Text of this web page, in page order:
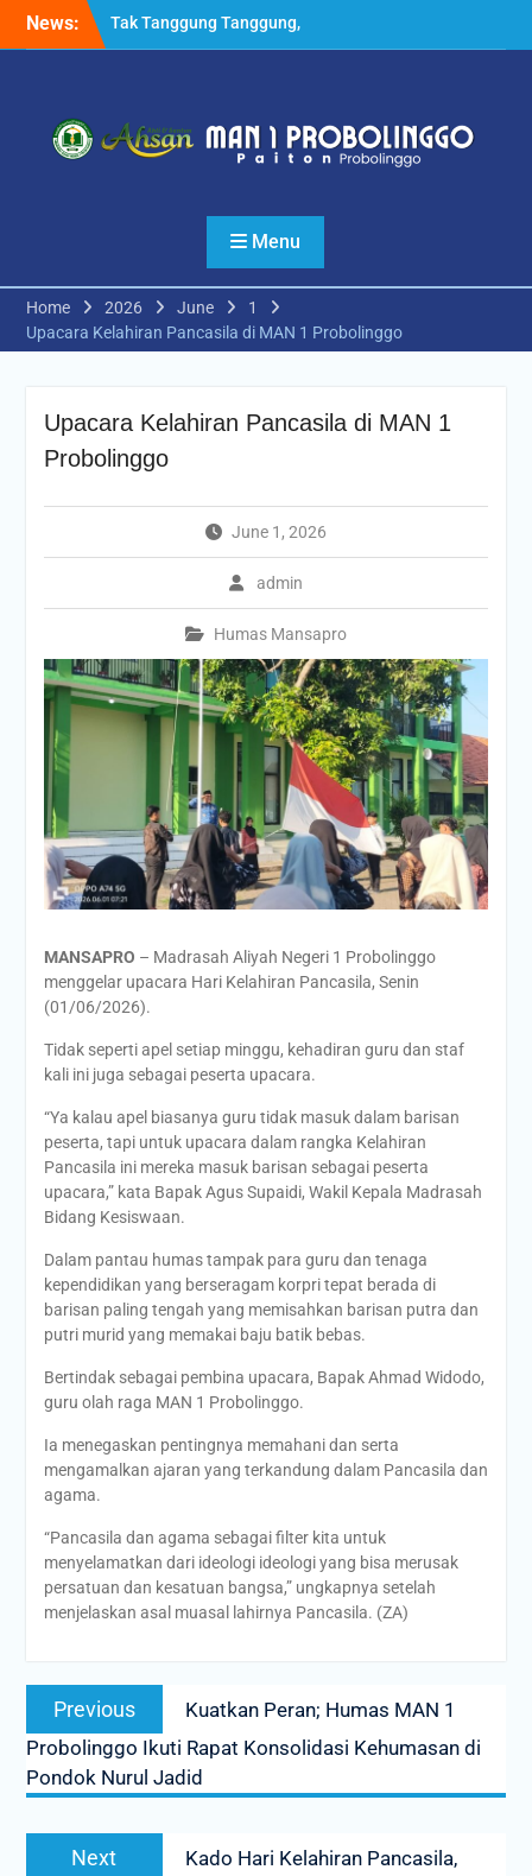
News:
Tak Tanggung Tanggung,
Pesilat MANSAPRO Rebut 6
Kabid Pendma Kemenag
Jatim Launching Kelas
Setelah MoU dengan UM,
MAN 1 Probolinggo
Melakukan Hal Serupa
dengan UIN KHAS Jember
Menu
Home 2026 June
1
Upacara Kelahiran Pancasila di MAN 1 Probolinggo
Upacara Kelahiran Pancasila di MAN 1
Probolinggo
June 1, 2026
admin
Humas Mansapro
MANSAPRO – Madrasah Aliyah Negeri 1 Probolinggo
menggelar upacara Hari Kelahiran Pancasila, Senin
(01/06/2026).
Tidak seperti apel setiap minggu, kehadiran guru dan staf
kali ini juga sebagai peserta upacara.
“Ya kalau apel biasanya guru tidak masuk dalam barisan
peserta, tapi untuk upacara dalam rangka Kelahiran
Pancasila ini mereka masuk barisan sebagai peserta
upacara,” kata Bapak Agus Supaidi, Wakil Kepala Madrasah
Bidang Kesiswaan.
Dalam pantau humas tampak para guru dan tenaga
kependidikan yang berseragam korpri tepat berada di
barisan paling tengah yang memisahkan barisan putra dan
putri murid yang memakai baju batik bebas.
Bertindak sebagai pembina upacara, Bapak Ahmad Widodo,
guru olah raga MAN 1 Probolinggo.
Ia menegaskan pentingnya memahani dan serta
mengamalkan ajaran yang terkandung dalam Pancasila dan
agama.
“Pancasila dan agama sebagai filter kita untuk
menyelamatkan dari ideologi ideologi yang bisa merusak
persatuan dan kesatuan bangsa,” ungkapnya setelah
menjelaskan asal muasal lahirnya Pancasila. (ZA)
Post
navigation
Previous
Previous
post:
Kuatkan Peran; Humas MAN 1
Probolinggo Ikuti Rapat Konsolidasi Kehumasan di
Pondok Nurul Jadid
Next
Next
post:
Kado Hari Kelahiran Pancasila,